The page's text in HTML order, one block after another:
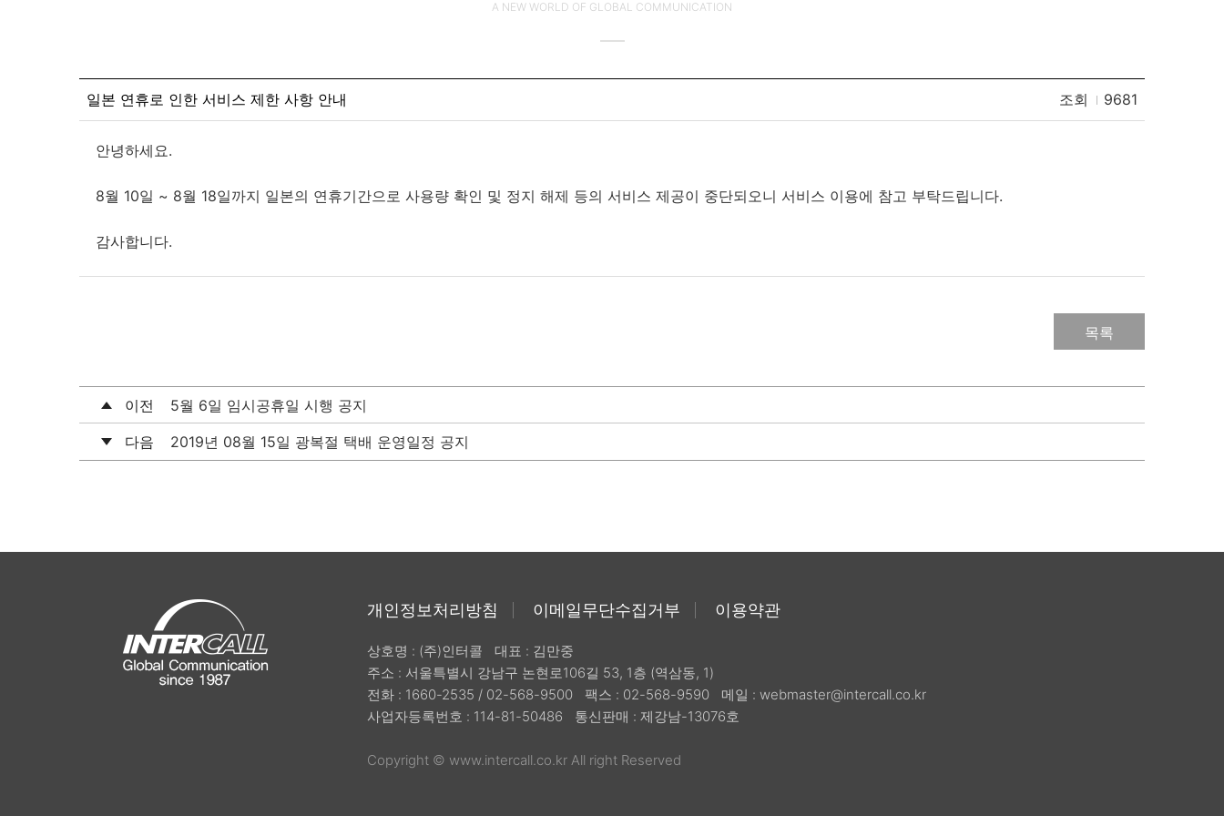
A NEW WORLD OF GLOBAL COMMUNICATION
일본 연휴로 인한 서비스 제한 사항 안내 조회 9681
안녕하세요.
8월 10일 ~ 8월 18일까지 일본의 연휴기간으로 사용량 확인 및 정지 해제 등의 서비스 제공이 중단되오니 서비스 이용에 참고 부탁드립니다.
감사합니다.
목록
이전
5월 6일 임시공휴일 시행 공지
다음
2019년 08월 15일 광복절 택배 운영일정 공지
개인정보처리방침 이메일무단수집거부 이용약관
상호명 : (주)인터콜
대표 : 김만중
주소 : 서울특별시 강남구 논현로106길 53, 1층 (역삼동, 1)
전화 : 1660-2535 / 02-568-9500 팩스 : 02-568-9590 메일 :webmaster@intercall.co.kr
사업자등록번호 : 114-81-50486
통신판매 : 제강남-13076호
Copyright © www.intercall.co.kr All right Reserved